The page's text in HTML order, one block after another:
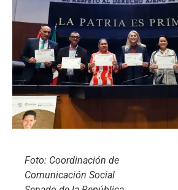
Foto: Coordinación de
Comunicación Social